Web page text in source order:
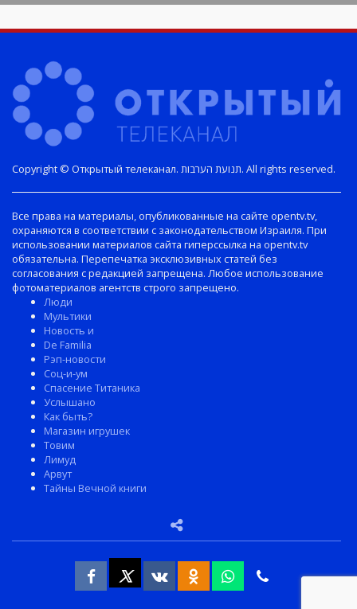
Copyright © Открытый телеканал. תנועת הערבות. All rights reserved.
Все права на материалы, опубликованные на сайте opentv.tv,
охраняются в соответствии с законодательством Израиля. При
использовании материалов сайта гиперссылка на opentv.tv
обязательна. Перепечатка эксклюзивных статей без
согласования с редакцией запрещена. Любое использование
фотоматериалов агентств строго запрещено.
Люди
Мультики
Новость и
De Familia
Рэп-новости
Соц-и-ум
Спасение Титаника
Услышано
Как быть?
Магазин игрушек
Товим
Лимуд
Арвут
Тайны Вечной книги